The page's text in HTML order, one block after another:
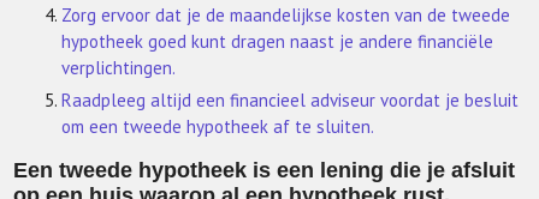
Zorg ervoor dat je de maandelijkse kosten van de tweede
hypotheek goed kunt dragen naast je andere financiële
verplichtingen.
Raadpleeg altijd een financieel adviseur voordat je besluit
om een tweede hypotheek af te sluiten.
Een tweede hypotheek is een lening die je afsluit